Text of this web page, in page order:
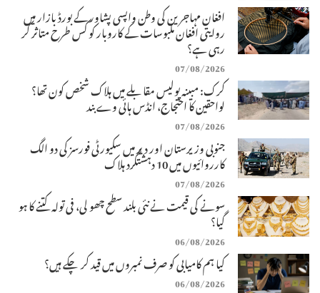
افغان مہاجرین کی وطن واپسی پشاور کے بورڈ بازار میں
روایتی افغان ملبوسات کے کاروبار کو کس طرح متاثر کر
رہی ہے؟
07/08/2026
کرک: مبینہ پولیس مقابلے میں ہلاک شخص کون تھا؟
لواحقین کا احتجاج، انڈس ہائی وے بند
07/08/2026
جنوبی وزیرستان اور دیر میں سکیورٹی فورسز کی دو الگ
کارروائیوں میں 10 دہشتگرد ہلاک
07/08/2026
سونے کی قیمت نے نئی بلند سطح چھو لی، فی تولہ کتنے کا ہو
گیا؟
06/08/2026
کیا ہم کامیابی کو صرف نمبروں میں قید کر چکے ہیں؟
06/08/2026